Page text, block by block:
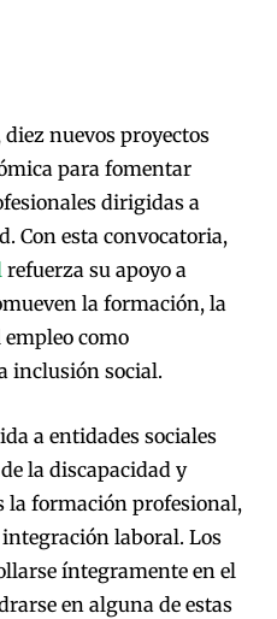
nuevos proyectos
para fomentar
dirigidas a
Con esta convocatoria,
refuerza su apoyo a
la formación, la
empleo como
inclusión social.
a entidades sociales
la discapacidad y
la formación profesional,
laboral. Los
íntegramente en el
en alguna de estas